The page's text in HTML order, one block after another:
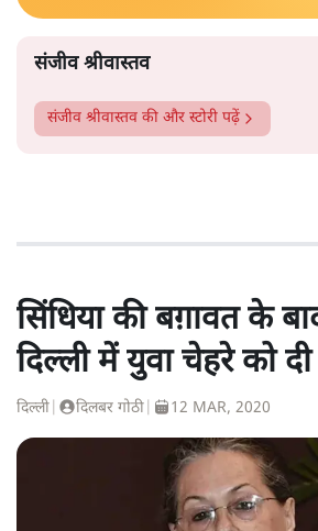
संजीव श्रीवास्तव
संजीव श्रीवास्तव की और स्टोरी पढ़ें
सिंधिया की बग़ावत के
दिल्ली में युवा चेहरे को
दिल्ली दिलबर गोठी 12 MAR, 2020